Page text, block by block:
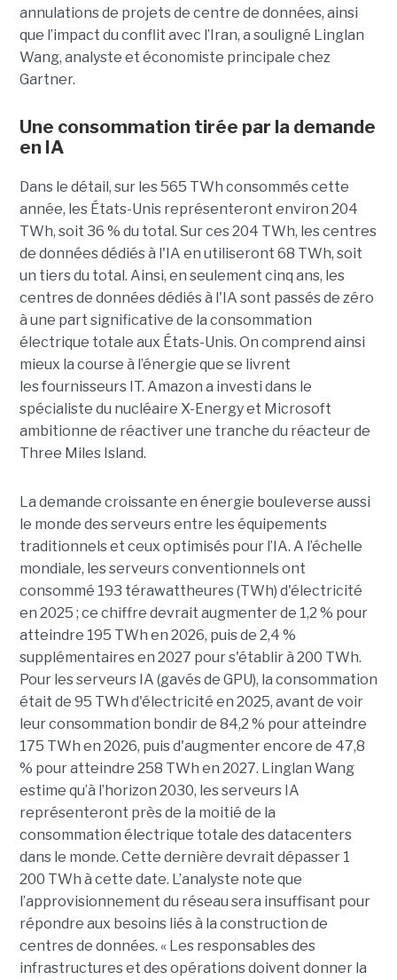
annulations de projets de centre de données, ainsi
que l’impact du conflit avec l’Iran, a souligné Linglan
Wang, analyste et économiste principale chez
Gartner.
Une consommation tirée par la demande
en IA
Dans le détail, sur les 565 TWh consommés cette
année, les États-Unis représenteront environ 204
TWh, soit 36 ​​% du total. Sur ces 204 TWh, les centres
de données dédiés à l'IA en utiliseront 68 TWh, soit
un tiers du total. Ainsi, en seulement cinq ans, les
centres de données dédiés à l'IA sont passés de zéro
à une part significative de la consommation
électrique totale aux États-Unis. On comprend ainsi
mieux la course à l’énergie que se livrent
les fournisseurs IT. Amazon a investi dans le
spécialiste du nucléaire X-Energy et Microsoft
ambitionne de réactiver une tranche du réacteur de
Three Miles Island.
La demande croissante en énergie bouleverse aussi
le monde des serveurs entre les équipements
traditionnels et ceux optimisés pour l’IA. A l’échelle
mondiale, les serveurs conventionnels ont
consommé 193 térawattheures (TWh) d'électricité
en 2025 ; ce chiffre devrait augmenter de 1,2 % pour
atteindre 195 TWh en 2026, puis de 2,4 %
supplémentaires en 2027 pour s'établir à 200 TWh.
Pour les serveurs IA (gavés de GPU), la consommation
était de 95 TWh d'électricité en 2025, avant de voir
leur consommation bondir de 84,2 % pour atteindre
175 TWh en 2026, puis d'augmenter encore de 47,8
% pour atteindre 258 TWh en 2027. Linglan Wang
estime qu’à l’horizon 2030, les serveurs IA
représenteront près de la moitié de la
consommation électrique totale des datacenters
dans le monde. Cette dernière devrait dépasser 1
200 TWh à cette date. L’analyste note que
l’approvisionnement du réseau sera insuffisant pour
répondre aux besoins liés à la construction de
centres de données. « Les responsables des
infrastructures et des opérations doivent donner la